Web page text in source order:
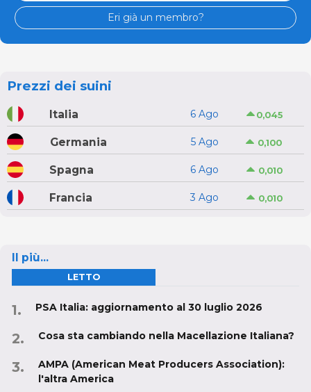
Eri già un membro?
Prezzi dei suini
Italia 6 Ago 0,045
Germania 5 Ago 0,100
Spagna 6 Ago 0,010
Francia 3 Ago 0,010
Il più...
LETTO
PSA Italia: aggiornamento al 30 luglio 2026
Cosa sta cambiando nella Macellazione Italiana?
AMPA (American Meat Producers Association):
l'altra America